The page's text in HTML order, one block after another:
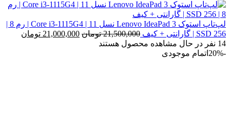
لپ‌تاپ استوک Lenovo IdeaPad 3 نسل 11 | Core i3-1115G4 | رم 8 |
SSD 256 | گارانتی + کیف
21,500,000 تومان قیمت
21,000,000 تومان
14 نفر در حال مشاهده محصول هستند
-20%
اتمام موجودی